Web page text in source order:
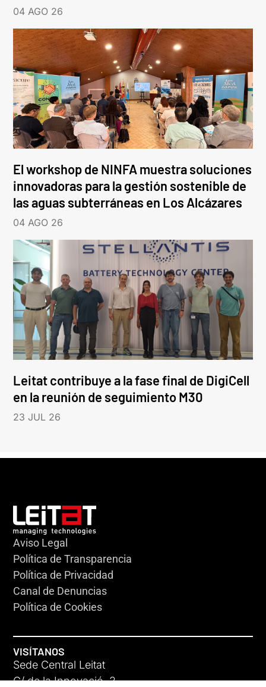
04 AGO 26
El workshop de NINFA muestra soluciones
innovadoras para la gestión sostenible de
las aguas subterráneas en Los Alcázares
04 AGO 26
Leitat contribuye a la fase final de DigiCell
en la reunión de seguimiento M30
23 JUL 26
Aviso Legal
Política de Transparencia
Política de Privacidad
Canal de Denuncias
Política de Cookies
VISÍTANOS
Sede Central Leitat
C/ de la Innovació, 2